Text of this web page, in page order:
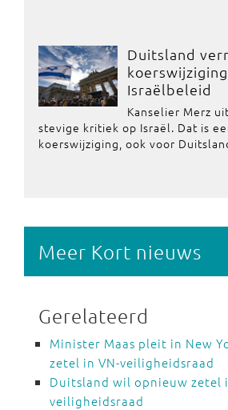
Duitsland
Israëlbeleid
Kanselier Merz
stevige kritiek op Israël. Dat is
koerswijziging, ook voor
Meer Kort nieuws
Gerelateerd
Minister Maas pleit in New
zetel in VN-veiligheidsraad
Duitsland wil opnieuw zetel
veiligheidsraad